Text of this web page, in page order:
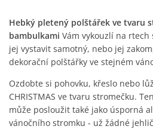
Hebký pletený polštářek ve tvaru
bambulkami Vám vykouzlí na
jej vystavit samotný, nebo jej
dekorační polštářky ve stejném
Ozdobte si pohovku, křeslo nebo
CHRISTMAS ve tvaru stromečku.
může posloužit také jako úsporná
vánočního stromku - už žádné